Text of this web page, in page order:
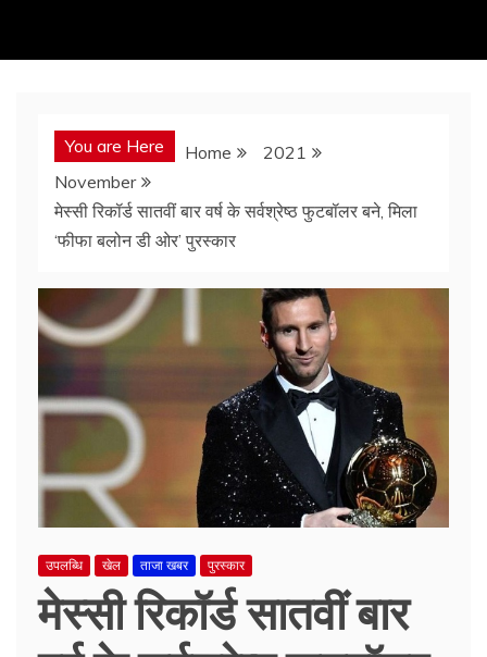
You are Here Home
2021
November
मेस्सी रिकॉर्ड सातवीं बार वर्ष के सर्वश्रेष्ठ फुटबॉलर बने, मिला
‘फीफा बलोन डी ओर’ पुरस्कार
उपलब्धि खेल ताजा खबर पुरस्कार
मेस्सी रिकॉर्ड सातवीं बार